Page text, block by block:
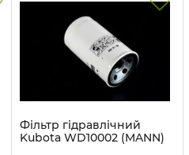
Фільтр гідравлічний
Kubota WD10002 (MANN)